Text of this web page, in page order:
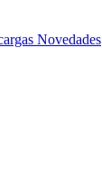
Novedades